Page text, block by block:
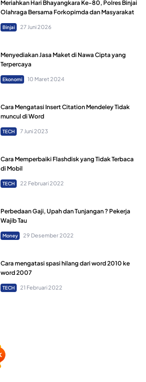
Meriahkan Hari Bhayangkara Ke-80, Polres Binjai
Olahraga Bersama Forkopimda dan Masyarakat
Binjai 27 Juni 2026
Menyediakan Jasa Maket di Nawa Cipta yang
Terpercaya
Ekonomi 10 Maret 2024
Cara Mengatasi Insert Citation Mendeley Tidak
muncul di Word
TECH 7 Juni 2023
Cara Memperbaiki Flashdisk yang Tidak Terbaca
di Mobil
TECH 22 Februari 2022
Perbedaan Gaji, Upah dan Tunjangan ? Pekerja
Wajib Tau
Money 29 Desember 2022
Cara mengatasi spasi hilang dari word 2010 ke
word 2007
TECH 21 Februari 2022